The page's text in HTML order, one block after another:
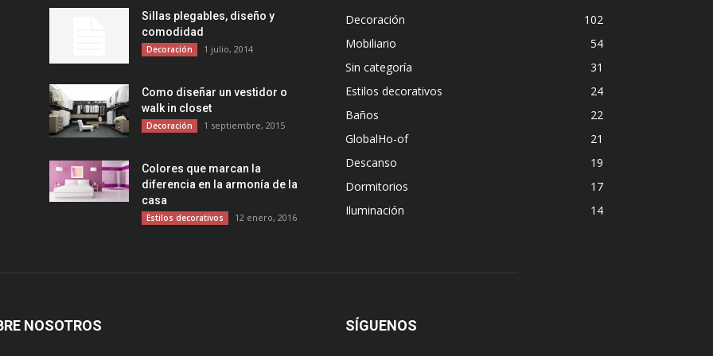
Sillas plegables, diseño y
comodidad
Decoración 1 julio, 2014
Como diseñar un vestidor o
walk in closet
Decoración 1 septiembre, 2015
Colores que marcan la
diferencia en la armonía de la
casa
Estilos decorativos 12 enero, 2016
Decoración
102
Mobiliario
54
Sin categoría
31
Estilos decorativos
24
Baños
22
GlobalHo-of
21
Descanso
19
Dormitorios
17
Iluminación
14
NOSOTROS SÍGUENOS